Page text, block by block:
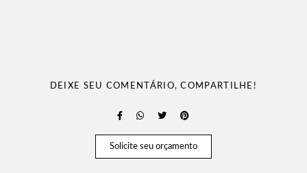
DEIXE SEU COMENTÁRIO, COMPARTILHE!
Solicite seu orçamento